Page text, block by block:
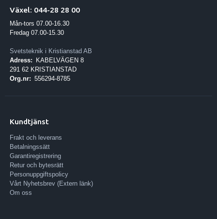
Växel: 044-28 28 00
Mån-tors 07.00-16.30
Fredag 07.00-15.30
Svetsteknik i Kristianstad AB
Adress:
KABELVÄGEN 8
291 62 KRISTIANSTAD
Org.nr: 556294-8785
Kundtjänst
Frakt och leverans
Betalningssätt
Garantiregistrering
Retur och bytesrätt
Personuppgiftspolicy
Vårt Nyhetsbrev (Extern länk)
Om oss